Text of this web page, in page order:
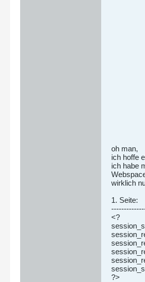
oh man,
ich hoffe
ich habe
wirklich
1. Seite:
<?
?>